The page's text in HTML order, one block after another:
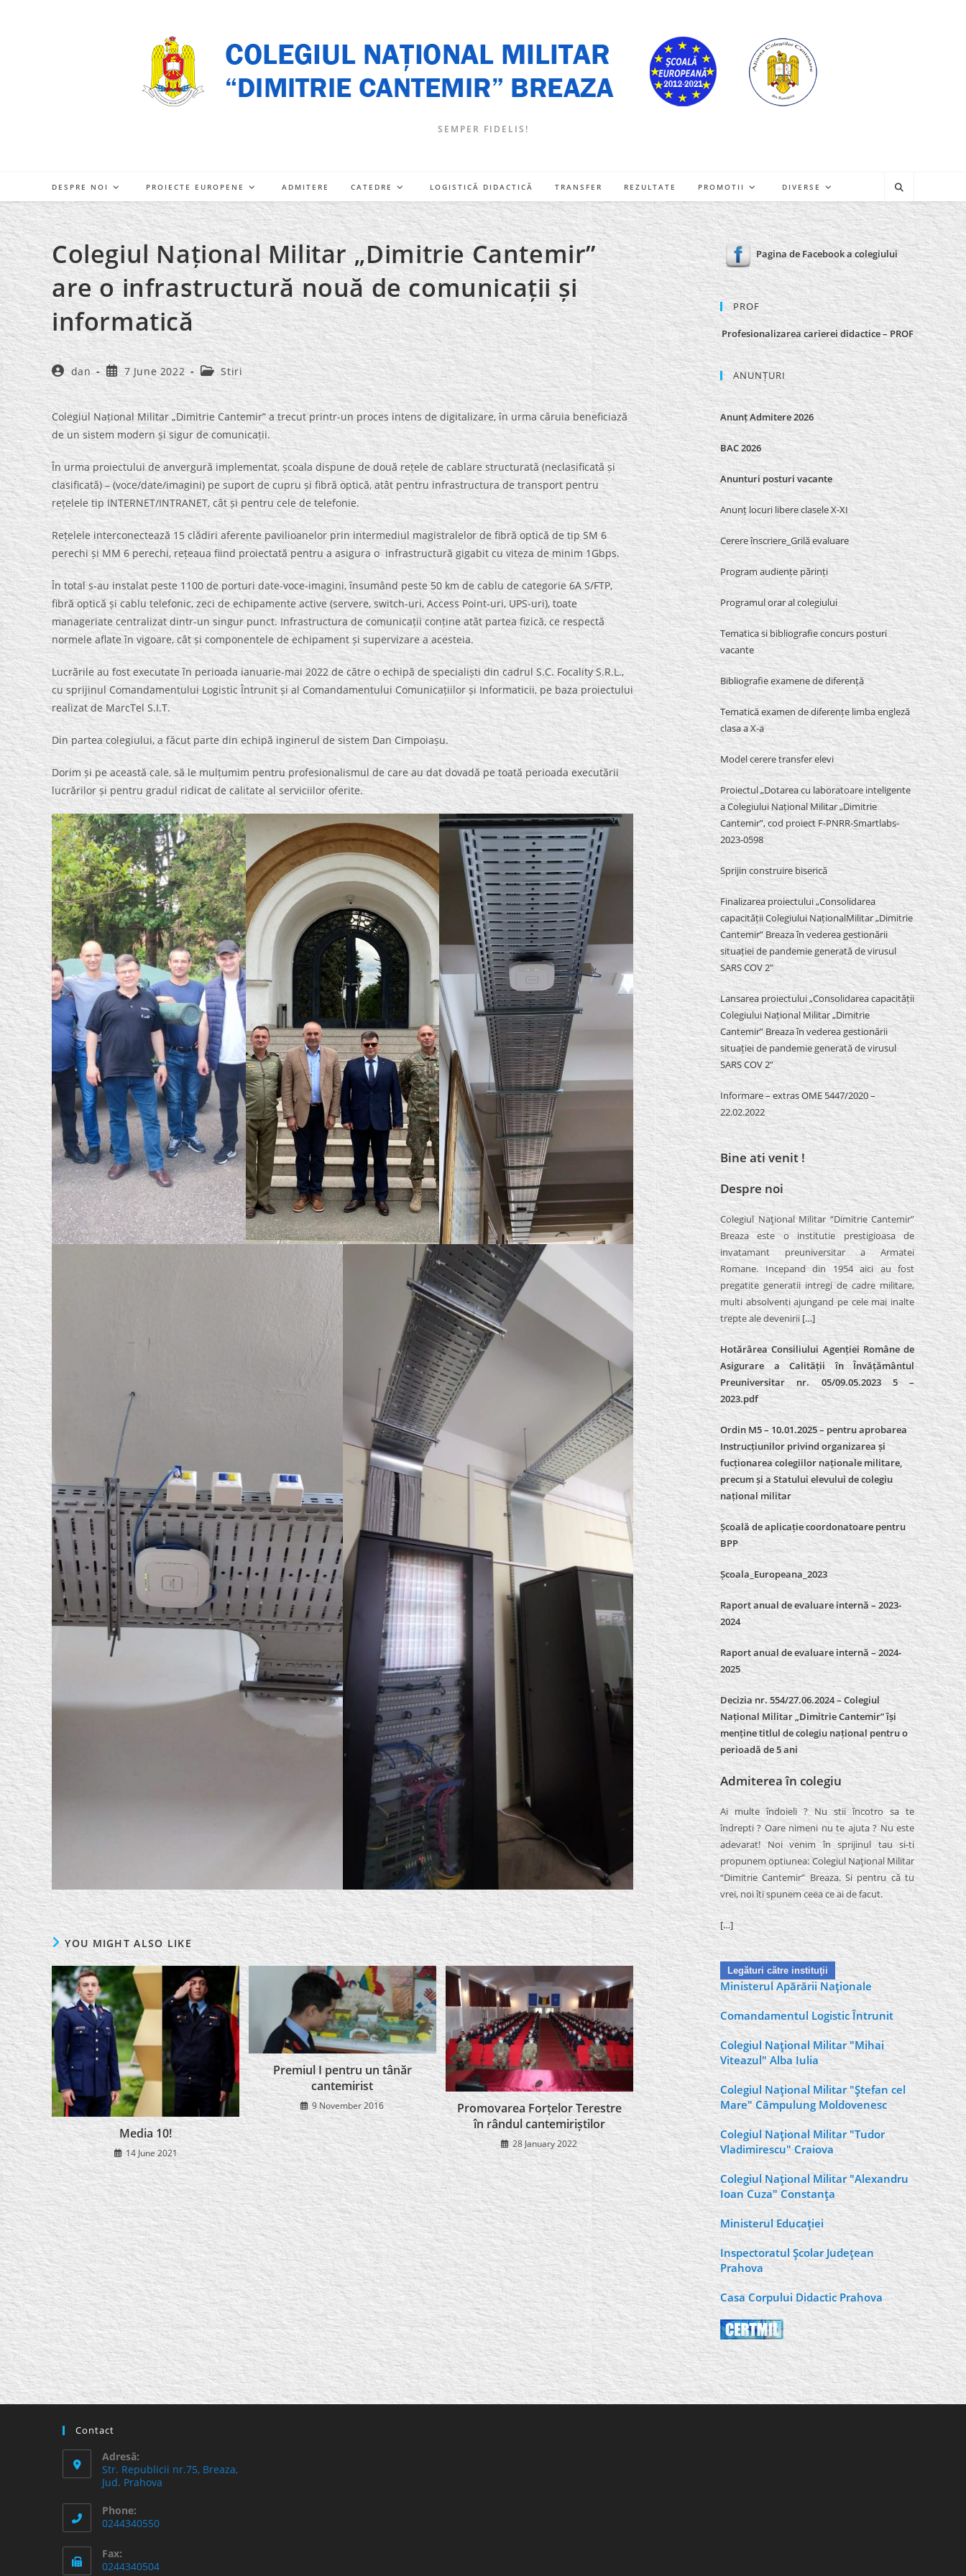
SEMPER FIDELIS!
DESPRE NOI PROIECTE EUROPENE ADMITERE CATEDRE LOGISTICĂ DIDACTICĂ TRANSFER REZULTATE PROMOTII DIVERSE
Colegiul Național Militar „Dimitrie Cantemir”
are o infrastructură nouă de comunicații și
informatică
Post
author:
dan
Post
published:
7 June 2022
Post
category:
Stiri
Colegiul Național Militar „Dimitrie Cantemir” a trecut printr-un proces intens de digitalizare, în urma căruia beneficiază
de un sistem modern și sigur de comunicații.
În urma proiectului de anvergură implementat, școala dispune de două rețele de cablare structurată (neclasificată și
clasificată) – (voce/date/imagini) pe suport de cupru și fibră optică, atât pentru infrastructura de transport pentru
rețelele tip INTERNET/INTRANET, cât și pentru cele de telefonie.
Rețelele interconectează 15 clădiri aferente pavilioanelor prin intermediul magistralelor de fibră optică de tip SM 6
perechi și MM 6 perechi, rețeaua fiind proiectată pentru a asigura o infrastructură gigabit cu viteza de minim 1Gbps.
În total s-au instalat peste 1100 de porturi date-voce-imagini, însumând peste 50 km de cablu de categorie 6A S/FTP,
fibră optică și cablu telefonic, zeci de echipamente active (servere, switch-uri, Access Point-uri, UPS-uri), toate
manageriate centralizat dintr-un singur punct. Infrastructura de comunicații conține atât partea fizică, ce respectă
normele aflate în vigoare, cât și componentele de echipament și supervizare a acesteia.
Lucrările au fost executate în perioada ianuarie-mai 2022 de către o echipă de specialiști din cadrul S.C. Focality S.R.L.,
cu sprijinul Comandamentului Logistic Întrunit și al Comandamentului Comunicațiilor și Informaticii, pe baza proiectului
realizat de MarcTel S.I.T.
Din partea colegiului, a făcut parte din echipă inginerul de sistem Dan Cimpoiașu.
Dorim și pe această cale, să le mulțumim pentru profesionalismul de care au dat dovadă pe toată perioada executării
lucrărilor și pentru gradul ridicat de calitate al serviciilor oferite.
YOU MIGHT ALSO LIKE
Media 10!
14 June 2021
Premiul I pentru un tânăr
cantemirist
9 November 2016
Promovarea Forțelor Terestre
în rândul cantemiriștilor
28 January 2022
Pagina de Facebook a colegiului
PROF
Profesionalizarea carierei didactice – PROF
ANUNȚURI
Anunț Admitere 2026
BAC 2026
Anunturi posturi vacante
Anunț locuri libere clasele X-XI
Cerere înscriere_Grilă evaluare
Program audiențe părinți
Programul orar al colegiului
Tematica si bibliografie concurs posturi
vacante
Bibliografie examene de diferență
Tematică examen de diferențe limba engleză
clasa a X-a
Model cerere transfer elevi
Proiectul „Dotarea cu laboratoare inteligente
a Colegiului Național Militar „Dimitrie
Cantemir”, cod proiect F-PNRR-Smartlabs-
2023-0598
Sprijin construire biserică
Finalizarea proiectului „Consolidarea
capacității Colegiului NaționalMilitar „Dimitrie
Cantemir” Breaza în vederea gestionării
situației de pandemie generată de virusul
SARS COV 2″
Lansarea proiectului „Consolidarea capacității
Colegiului Național Militar „Dimitrie
Cantemir” Breaza în vederea gestionării
situației de pandemie generată de virusul
SARS COV 2”
Informare – extras OME 5447/2020 –
22.02.2022
Bine ati venit !
Despre noi
Colegiul Naţional Militar “Dimitrie Cantemir”
Breaza este o institutie prestigioasa de
invatamant preuniversitar a Armatei
Romane. Incepand din 1954 aici au fost
pregatite generatii intregi de cadre militare,
multi absolventi ajungand pe cele mai inalte
trepte ale devenirii […]
Hotărârea Consiliului Agenției Române de
Asigurare a Calității în Învățământul
Preuniversitar nr. 05/09.05.2023 5 –
2023.pdf
Ordin M5 – 10.01.2025 – pentru aprobarea
Instrucțiunilor privind organizarea și
fucționarea colegiilor naționale militare,
precum și a Statului elevului de colegiu
național militar
Școală de aplicație coordonatoare pentru
BPP
Școala_Europeana_2023
Raport anual de evaluare internă – 2023-
2024
Raport anual de evaluare internă –2024-
2025
Decizia nr. 554/27.06.2024 – Colegiul
Național Militar „Dimitrie Cantemir” își
menține titlul de colegiu național pentru o
perioadă de 5 ani
Admiterea în colegiu
Ai multe îndoieli ? Nu stii încotro sa te
îndrepti ? Oare nimeni nu te ajuta ? Nu este
adevarat! Noi venim în sprijinul tau si-ti
propunem optiunea: Colegiul Naţional Militar
“Dimitrie Cantemir” Breaza. Si pentru că tu
vrei, noi îti spunem ceea ce ai de facut.
[…]
Legături către instituţii
Ministerul Apărării Naţionale
Comandamentul Logistic Întrunit
Colegiul Naţional Militar "Mihai
Viteazul" Alba Iulia
Colegiul Naţional Militar "Ştefan cel
Mare" Câmpulung Moldovenesc
Colegiul Naţional Militar "Tudor
Vladimirescu" Craiova
Colegiul Naţional Militar "Alexandru
Ioan Cuza" Constanţa
Ministerul Educaţiei
Inspectoratul Şcolar Judeţean
Prahova
Casa Corpului Didactic Prahova
Contact
Adresă:
Str. Republicii nr.75, Breaza,
Jud. Prahova
Phone:
0244340550
Fax:
0244340504